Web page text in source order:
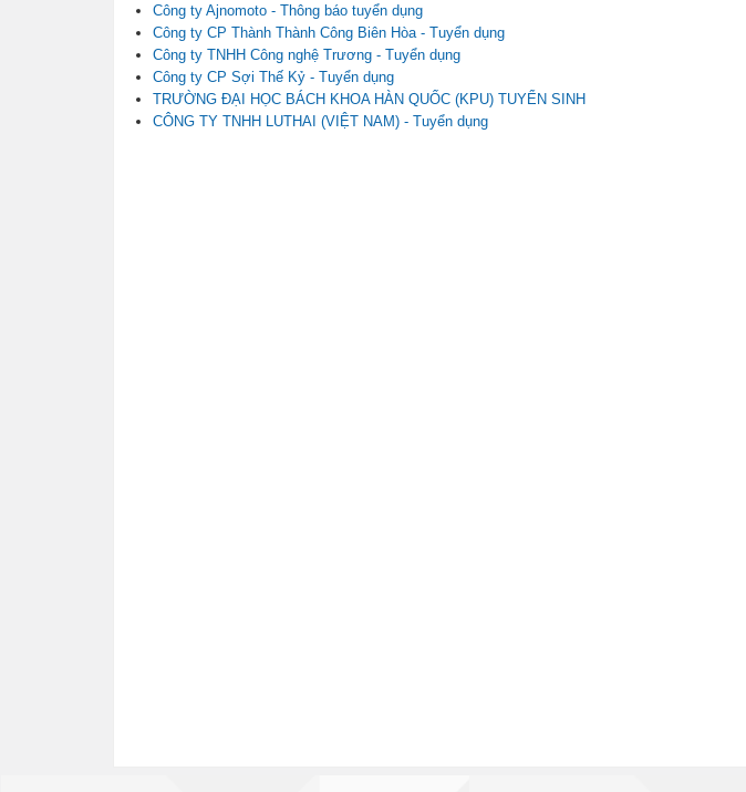
Công ty Ajnomoto - Thông báo tuyển dụng
Công ty CP Thành Thành Công Biên Hòa - Tuyển dụng
Công ty TNHH Công nghệ Trương - Tuyển dụng
Công ty CP Sợi Thế Kỷ - Tuyển dụng
TRƯỜNG ĐẠI HỌC BÁCH KHOA HÀN QUỐC (KPU) TUYỂN SINH
CÔNG TY TNHH LUTHAI (VIỆT NAM) - Tuyển dụng